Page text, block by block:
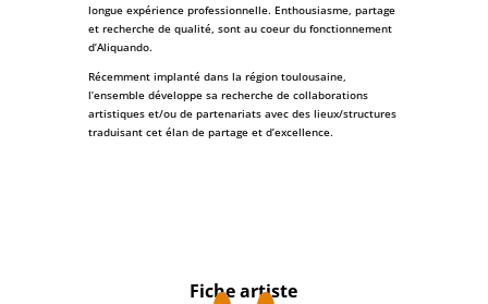
longue expérience professionnelle. Enthousiasme, partage
et recherche de qualité, sont au coeur du fonctionnement
d’Aliquando.
Récemment implanté dans la région toulousaine,
l’ensemble développe sa recherche de collaborations
artistiques et/ou de partenariats avec des lieux/structures
traduisant cet élan de partage et d’excellence.
Fiche artiste